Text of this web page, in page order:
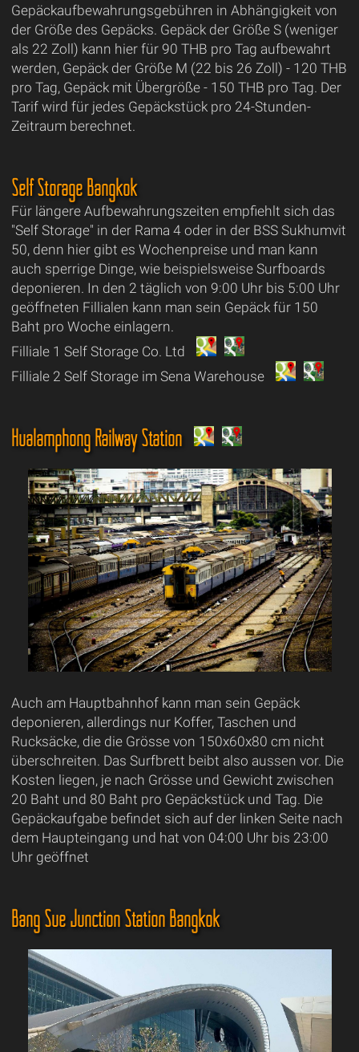
Gepäckaufbewahrungsgebühren in Abhängigkeit von
der Größe des Gepäcks. Gepäck der Größe S (weniger
als 22 Zoll) kann hier für 90 THB pro Tag aufbewahrt
werden, Gepäck der Größe M (22 bis 26 Zoll) - 120 THB
pro Tag, Gepäck mit Übergröße - 150 THB pro Tag. Der
Tarif wird für jedes Gepäckstück pro 24-Stunden-
Zeitraum berechnet.
Self Storage Bangkok
Für längere Aufbewahrungszeiten empfiehlt sich das
"Self Storage" in der Rama 4 oder in der BSS Sukhumvit
50, denn hier gibt es Wochenpreise und man kann
auch sperrige Dinge, wie beispielsweise Surfboards
deponieren. In den 2 täglich von 9:00 Uhr bis 5:00 Uhr
geöffneten Fillialen kann man sein Gepäck für 150
Baht pro Woche einlagern.
Filliale 1 Self Storage Co. Ltd
Filliale 2 Self Storage im Sena Warehouse
Hualamphong Railway Station
Auch am Hauptbahnhof kann man sein Gepäck
deponieren, allerdings nur Koffer, Taschen und
Rucksäcke, die die Grösse von 150x60x80 cm nicht
überschreiten. Das Surfbrett beibt also aussen vor. Die
Kosten liegen, je nach Grösse und Gewicht zwischen
20 Baht und 80 Baht pro Gepäckstück und Tag. Die
Gepäckaufgabe befindet sich auf der linken Seite nach
dem Haupteingang und hat von 04:00 Uhr bis 23:00
Uhr geöffnet
Bang Sue Junction Station Bangkok